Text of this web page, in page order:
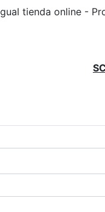
tienda online -